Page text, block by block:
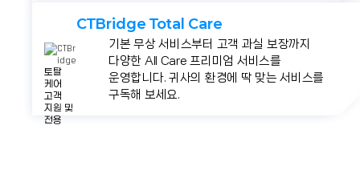
CTBridge Total Care
기본 무상 서비스부터 고객 과실 보장까지
다양한 All Care 프리미엄 서비스를
운영합니다. 귀사의 환경에 딱 맞는서비스를
구독해 보세요.